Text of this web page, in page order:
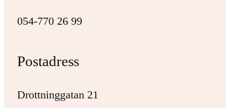
054-770 26 99
Postadress
Drottninggatan 21